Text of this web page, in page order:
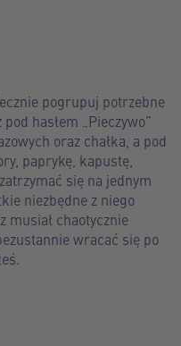
pogrupuj potrzebne
hasłem „Pieczywo”
oraz chałka, a pod
paprykę, kapustę,
się na jednym
niezbędne z niego
musiał chaotycznie
wracać się po